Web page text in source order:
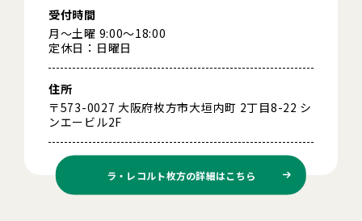
受付時間
月～土曜 9:00～18:00
定休日：日曜日
住所
〒573-0027 大阪府枚方市大垣内町 2丁目8-22 シ
ンエービル2F
ラ・レコルト枚方の詳細はこちら